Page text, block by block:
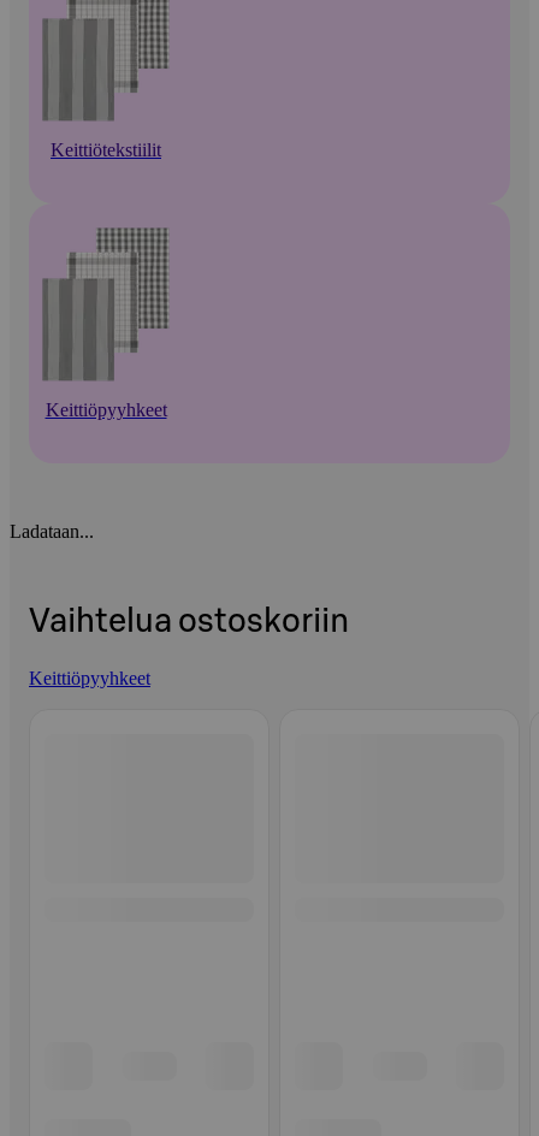
Keittiötekstiilit
Keittiöpyyhkeet
Ladataan...
Vaihtelua ostoskoriin
Keittiöpyyhkeet